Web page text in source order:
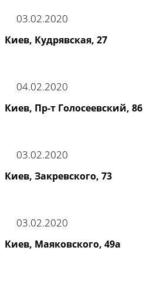
03.02.2020
Киев, Кудрявская, 27
04.02.2020
Киев, Пр-т Голосеевский, 86
03.02.2020
Киев, Закревского, 73
03.02.2020
Киев, Маяковского, 49а